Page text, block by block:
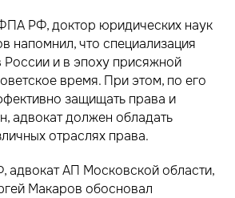
РФ, доктор юридических наук
напомнил, что специализация
России и в эпоху присяжной
время. При этом, по его
защищать права и
адвокат должен обладать
отраслях права.
АП Московской области,
Макаров обосновал